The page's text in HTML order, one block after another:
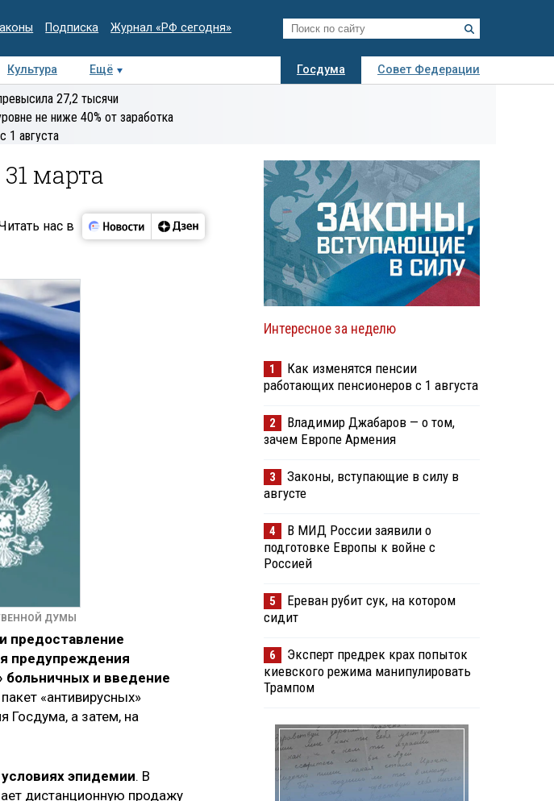
Подписка Журнал «РФ сегодня»
Культура Ещё Госдума
Совет Федерации
Колумнисты
экспертиза
27,2 тысячи
не ниже 40% от заработка
1 августа
марта
нас в
ДУМЫ
предоставление
предупреждения
больничных и введение
«антивирусных»
Госдума, а затем, на
эпидемии. В
дистанционную продажу
Интересное за неделю
1
Как изменятся пенсии
работающих пенсионеров с 1 августа
2
Владимир Джабаров — о том,
зачем Европе Армения
3
Законы, вступающие в силу в
августе
4
В МИД России заявили о
подготовке Европы к войне с
Россией
5
Ереван рубит сук, на котором
сидит
6
Эксперт предрек крах попыток
киевского режима манипулировать
Трампом